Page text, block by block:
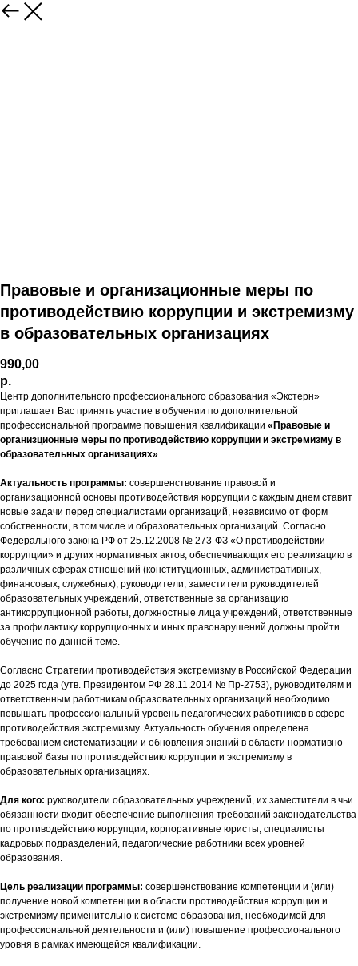
Правовые и организационные меры по
противодействию коррупции и экстремизму
в образовательных организациях
990,00
р.
Центр дополнительного профессионального образования «Экстерн»
приглашает Вас принять участие в обучении по дополнительной
профессиональной программе повышения квалификации «Правовые и
организционные меры по противодействию коррупции и экстремизму в
образовательных организациях»
Актуальность программы: совершенствование правовой и
организационной основы противодействия коррупции с каждым днем ставит
новые задачи перед специалистами организаций, независимо от форм
собственности, в том числе и образовательных организаций. Согласно
Федерального закона РФ от 25.12.2008 № 273-ФЗ «О противодействии
коррупции» и других нормативных актов, обеспечивающих его реализацию в
различных сферах отношений (конституционных, административных,
финансовых, служебных), руководители, заместители руководителей
образовательных учреждений, ответственные за организацию
антикоррупционной работы, должностные лица учреждений, ответственные
за профилактику коррупционных и иных правонарушений должны пройти
обучение по данной теме.
Согласно Стратегии противодействия экстремизму в Российской Федерации
до 2025 года (утв. Президентом РФ 28.11.2014 № Пр-2753), руководителям и
ответственным работникам образовательных организаций необходимо
повышать профессиональный уровень педагогических работников в сфере
противодействия экстремизму. Актуальность обучения определена
требованием систематизации и обновления знаний в области нормативно-
правовой базы по противодействию коррупции и экстремизму в
образовательных организациях.
Для кого: руководители образовательных учреждений, их заместители в чьи
обязанности входит обеспечение выполнения требований законодательства
по противодействию коррупции, корпоративные юристы, специалисты
кадровых подразделений, педагогические работники всех уровней
образования.
Цель реализации программы: совершенствование компетенции и (или)
получение новой компетенции в области противодействия коррупции и
экстремизму применительно к системе образования, необходимой для
профессиональной деятельности и (или) повышение профессионального
уровня в рамках имеющейся квалификации.